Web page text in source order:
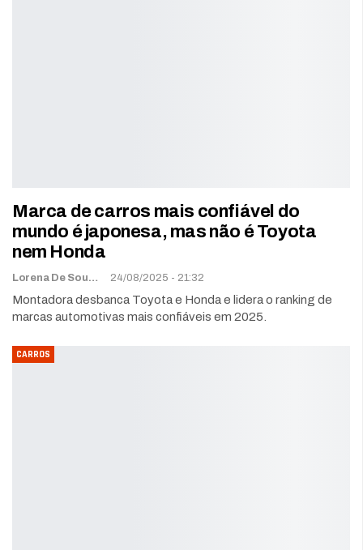
Marca de carros mais confiável do
mundo é japonesa, mas não é Toyota
nem Honda
Lorena De Sousa 24/08/2025 - 21:32
Montadora desbanca Toyota e Honda e lidera o ranking de
marcas automotivas mais confiáveis em 2025.
CARROS